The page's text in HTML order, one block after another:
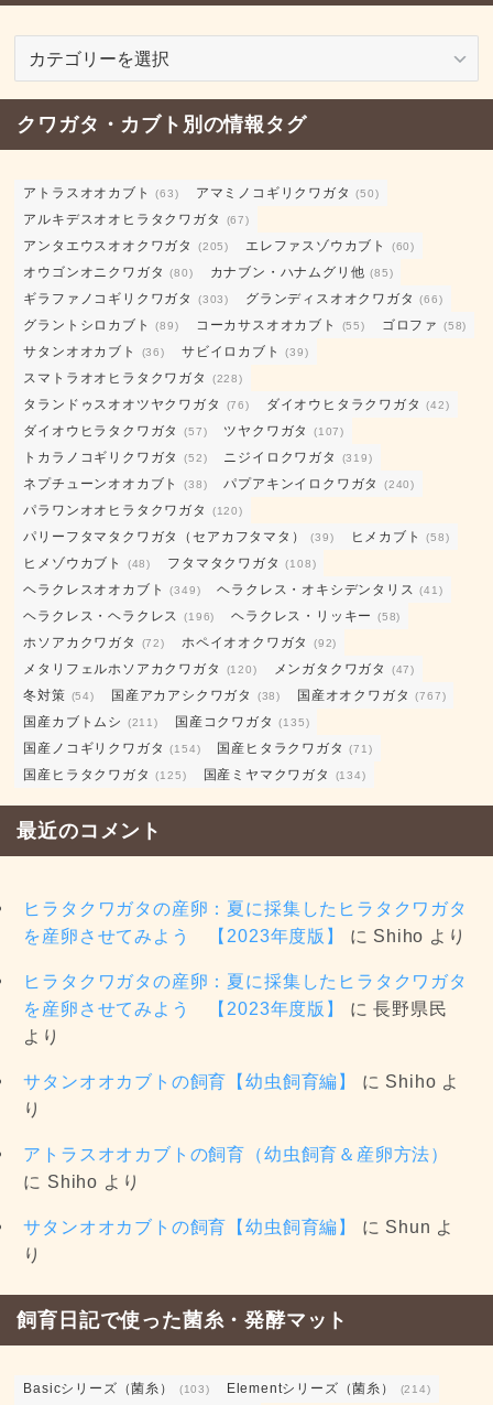
日
記
テ
ゴ
リ
ー
クワガタ・カブト別の情報タグ
アトラスオオカブト (63) アマミノコギリクワガタ (50)
アルキデスオオヒラタクワガタ (67)
アンタエウスオオクワガタ (205) エレファスゾウカブト (60)
オウゴンオニクワガタ (80) カナブン・ハナムグリ他 (85)
ギラファノコギリクワガタ (303) グランディスオオクワガタ (66)
グラントシロカブト (89) コーカサスオオカブト (55) ゴロファ (58)
サタンオオカブト (36) サビイロカブト (39)
スマトラオオヒラタクワガタ (228)
タランドゥスオオツヤクワガタ (76) ダイオウヒタラクワガタ (42)
ダイオウヒラタクワガタ (57) ツヤクワガタ (107)
トカラノコギリクワガタ (52) ニジイロクワガタ (319)
ネプチューンオオカブト (38) パプアキンイロクワガタ (240)
パラワンオオヒラタクワガタ (120)
パリーフタマタクワガタ（セアカフタマタ） (39) ヒメカブト (58)
ヒメゾウカブト (48) フタマタクワガタ (108)
ヘラクレスオオカブト (349) ヘラクレス・オキシデンタリス (41)
ヘラクレス・ヘラクレス (196) ヘラクレス・リッキー (58)
ホソアカクワガタ (72) ホペイオオクワガタ (92)
メタリフェルホソアカクワガタ (120) メンガタクワガタ (47)
冬対策 (54) 国産アカアシクワガタ (38) 国産オオクワガタ (767)
国産カブトムシ (211) 国産コクワガタ (135)
国産ノコギリクワガタ (154) 国産ヒタラクワガタ (71)
国産ヒラタクワガタ (125) 国産ミヤマクワガタ (134)
最近のコメント
ヒラタクワガタの産卵：夏に採集したヒラタクワガタ
を産卵させてみよう 【2023年度版】
に Shiho より
ヒラタクワガタの産卵：夏に採集したヒラタクワガタ
を産卵させてみよう 【2023年度版】
に長野県民
より
サタンオオカブトの飼育【幼虫飼育編】 に Shiho よ
り
アトラスオオカブトの飼育（幼虫飼育＆産卵方法）
に Shiho より
サタンオオカブトの飼育【幼虫飼育編】 に Shun よ
り
飼育日記で使った菌糸・発酵マット
Basicシリーズ（菌糸） (103) Elementシリーズ（菌糸） (214)